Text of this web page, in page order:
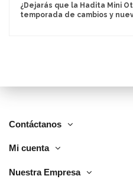
¿Dejarás que la Hadita Mini
temporada de cambios y
Contáctanos
Mi cuenta
Nuestra Empresa